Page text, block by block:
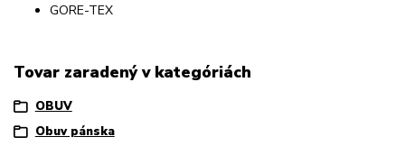
GORE-TEX
Tovar zaradený v kategóriách
OBUV
Obuv pánska